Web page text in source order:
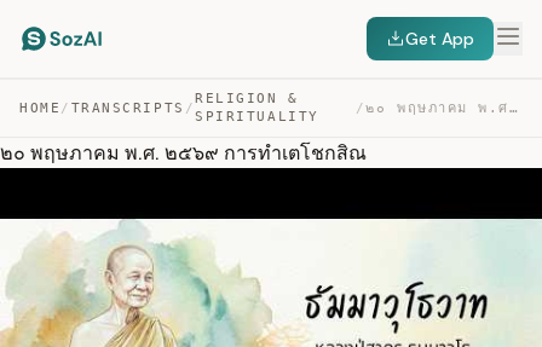
Get App
HOME / TRANSCRIPTS /
RELIGION &
SPIRITUALITY
/ ๒๐ พฤษภาคม พ.ศ. ๒๕๖๙ การทำเตโชกสิณ — TRANSCRIPT
๒๐ พฤษภาคม พ.ศ. ๒๕๖๙ การทำเตโชกสิณ